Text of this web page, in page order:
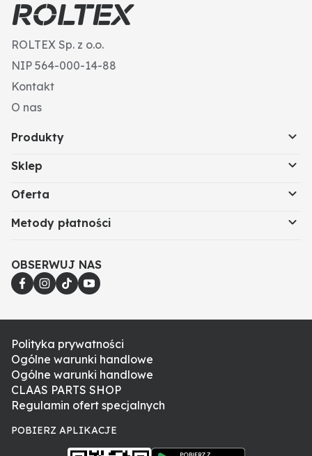
ROLTEX Sp. z o.o.
NIP 564-000-14-88
Kontakt
O nas
Produkty
Sklep
Oferta
Metody płatności
OBSERWUJ NAS
Polityka prywatności
Ogólne warunki handlowe
Ogólne warunki handlowe
CLAAS PARTS SHOP
Regulamin ofert specjalnych
POBIERZ APLIKACJE